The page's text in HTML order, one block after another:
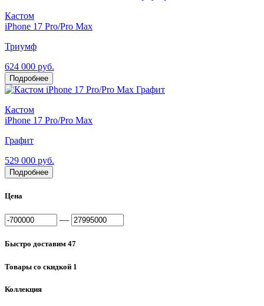
Кастом
iPhone 17 Pro/Pro Max
Триумф
624 000 руб.
Подробнее
Кастом
iPhone 17 Pro/Pro Max
Графит
529 000 руб.
Подробнее
Цена
—
Быстро доставим 47
Товары со скидкой 1
Коллекция